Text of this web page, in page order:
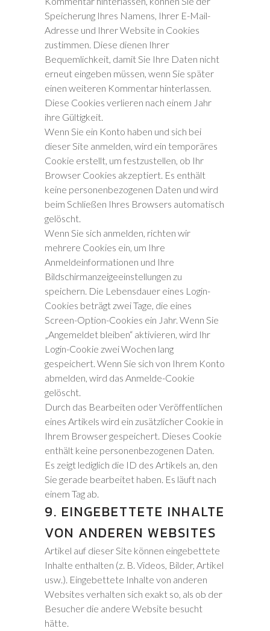
Speicherung Ihres Namens, Ihrer E-Mail-
Adresse und Ihrer Website in Cookies
zustimmen. Diese dienen Ihrer
Bequemlichkeit, damit Sie Ihre Daten nicht
erneut eingeben müssen, wenn Sie später
einen weiteren Kommentar hinterlassen.
Diese Cookies verlieren nach einem Jahr
ihre Gültigkeit.
Wenn Sie ein Konto haben und sich bei
dieser Site anmelden, wird ein temporäres
Cookie erstellt, um festzustellen, ob Ihr
Browser Cookies akzeptiert. Es enthält
keine personenbezogenen Daten und wird
beim Schließen Ihres Browsers automatisch
gelöscht.
Wenn Sie sich anmelden, richten wir
mehrere Cookies ein, um Ihre
Anmeldeinformationen und Ihre
Bildschirmanzeigeeinstellungen zu
speichern. Die Lebensdauer eines Login-
Cookies beträgt zwei Tage, die eines
Screen-Option-Cookies ein Jahr. Wenn Sie
„Angemeldet bleiben“ aktivieren, wird Ihr
Login-Cookie zwei Wochen lang
gespeichert. Wenn Sie sich von Ihrem Konto
abmelden, wird das Anmelde-Cookie
gelöscht.
Durch das Bearbeiten oder Veröffentlichen
eines Artikels wird ein zusätzlicher Cookie in
Ihrem Browser gespeichert. Dieses Cookie
enthält keine personenbezogenen Daten.
Es zeigt lediglich die ID des Artikels an, den
Sie gerade bearbeitet haben. Es läuft nach
einem Tag ab.
9. EINGEBETTETE INHALTE
VON ANDEREN WEBSITES
Artikel auf dieser Site können eingebettete
Inhalte enthalten (z. B. Videos, Bilder, Artikel
usw.). Eingebettete Inhalte von anderen
Websites verhalten sich exakt so, als ob der
Besucher die andere Website besucht
hätte.